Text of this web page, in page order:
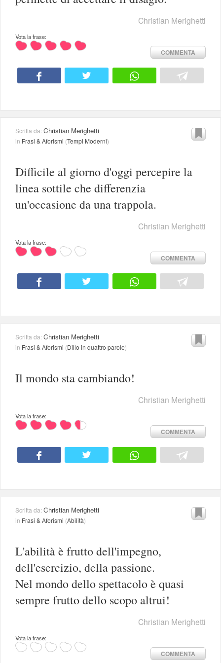
Christian Merighetti
Vota la frase:
COMMENTA
Scritta da:Christian Merighetti
in Frasi & Aforismi (Tempi Moderni)
Difficile al giorno d'oggi percepire la
linea sottile che differenzia
un'occasione da una trappola.
Christian Merighetti
Vota la frase:
COMMENTA
Scritta da:Christian Merighetti
in Frasi & Aforismi (Dillo in quattro parole)
Il mondo sta cambiando!
Christian Merighetti
Vota la frase:
COMMENTA
Scritta da:Christian Merighetti
in Frasi & Aforismi (Abilità)
L'abilità è frutto dell'impegno,
dell'esercizio, della passione.
Nel mondo dello spettacolo è quasi
sempre frutto dello scopo altrui!
Christian Merighetti
Vota la frase:
COMMENTA